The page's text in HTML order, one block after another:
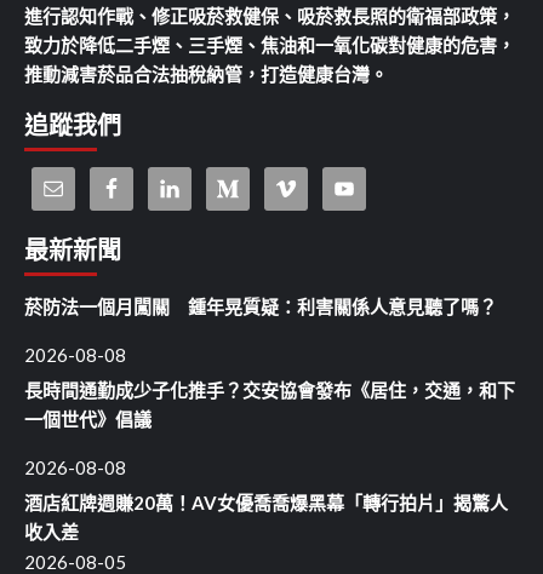
進行認知作戰、修正吸菸救健保、吸菸救長照的衛福部政策，
致力於降低二手煙、三手煙、焦油和一氧化碳對健康的危害，
推動減害菸品合法抽稅納管，打造健康台灣。
追蹤我們
最新新聞
菸防法一個月闖關 鍾年晃質疑：利害關係人意見聽了嗎？
2026-08-08
長時間通勤成少子化推手？交安協會發布《居住，交通，和下
一個世代》倡議
2026-08-08
酒店紅牌週賺20萬！AV女優喬喬爆黑幕「轉行拍片」揭驚人
收入差
2026-08-05